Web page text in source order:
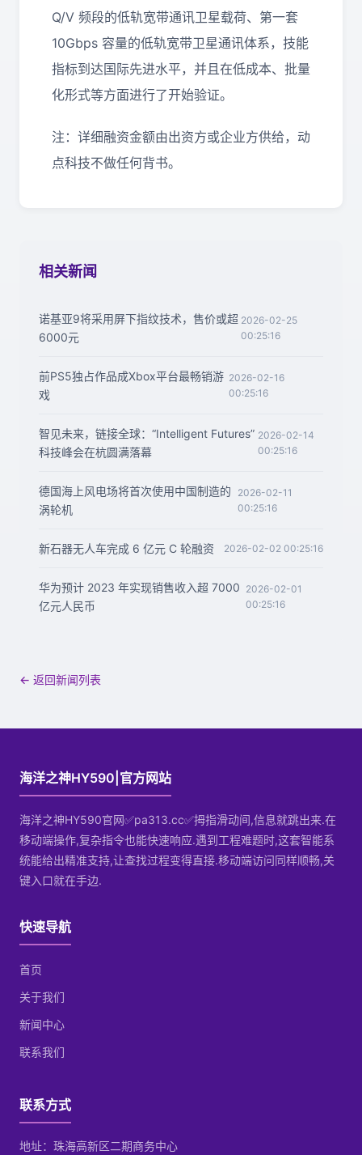
Q/V 频段的低轨宽带通讯卫星载荷、第一套
10Gbps 容量的低轨宽带卫星通讯体系，技能
指标到达国际先进水平，并且在低成本、批量
化形式等方面进行了开始验证。
注：详细融资金额由出资方或企业方供给，动
点科技不做任何背书。
相关新闻
诺基亚9将采用屏下指纹技术，售价或超
6000元
2026-02-25
00:25:16
前PS5独占作品成Xbox平台最畅销游
戏
2026-02-16
00:25:16
智见未来，链接全球：“Intelligent Futures”
科技峰会在杭圆满落幕
2026-02-14
00:25:16
德国海上风电场将首次使用中国制造的
涡轮机
2026-02-11
00:25:16
新石器无人车完成 6 亿元 C 轮融资 2026-02-02 00:25:16
华为预计 2023 年实现销售收入超 7000
亿元人民币
2026-02-01
00:25:16
← 返回新闻列表
海洋之神HY590|官方网站
海洋之神HY590官网✅pa313.cc✅拇指滑动间,信息就跳出来.在
移动端操作,复杂指令也能快速响应.遇到工程难题时,这套智能系
统能给出精准支持,让查找过程变得直接.移动端访问同样顺畅,关
键入口就在手边.
快速导航
首页
关于我们
新闻中心
联系我们
联系方式
地址：珠海高新区二期商务中心